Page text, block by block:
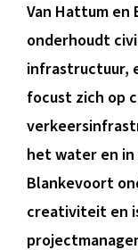
Van Hattum
onderhoudt
infrastructuur,
focust zich op
het water en in
Blankevoort
creativiteit en